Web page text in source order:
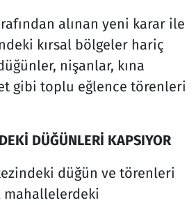
alınan yeni karar ile
kırsal bölgeler hariç
nişanlar, kına
gibi toplu eğlence törenleri
DÜĞÜNLERİ KAPSIYOR
düğün ve törenleri
mahallelerdeki